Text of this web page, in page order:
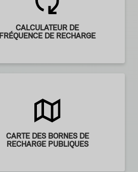
CALCULATEUR DE
FRÉQUENCE DE RECHARGE
CARTE DES BORNES DE
RECHARGE PUBLIQUES